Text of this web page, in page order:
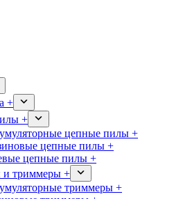
+
+
цепные пилы +
цепные пилы +
цепные пилы +
и триммеры +
триммеры +